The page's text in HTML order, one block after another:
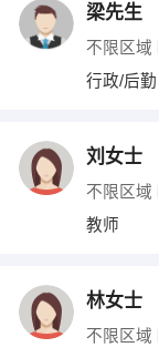
梁先生
不限区域
行政/后勤
刘女士
不限区域
教师
林女士
不限区域